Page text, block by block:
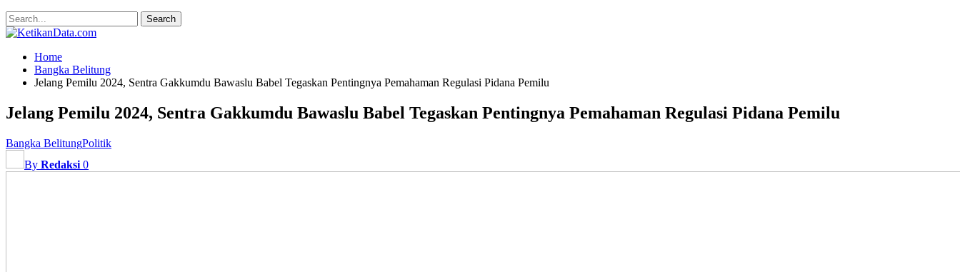
Home
Bangka Belitung
Jelang Pemilu 2024, Sentra Gakkumdu Bawaslu Babel Tegaskan Pentingnya Pemahaman Regulasi Pidana Pemilu
Jelang Pemilu 2024, Sentra Gakkumdu Bawaslu Babel Tegaskan Pentingnya Pemahaman Regulasi Pidana Pemilu
Bangka BelitungPolitik
By Redaksi 0